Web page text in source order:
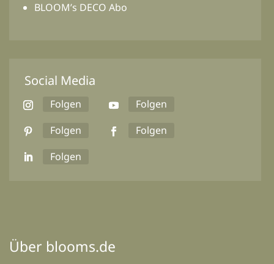
BLOOM’s DECO Abo
Social Media
Folgen
Folgen
Folgen
Folgen
Folgen
Über blooms.de